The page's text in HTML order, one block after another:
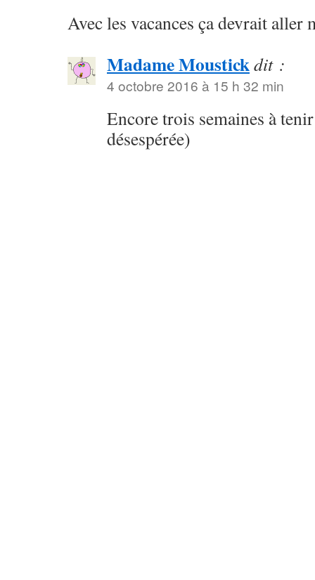
Avec les vacances ça devrait aller
Madame Moustickdit :
4 octobre 2016 à 15 h 32 min
Encore trois semaines à
désespérée)